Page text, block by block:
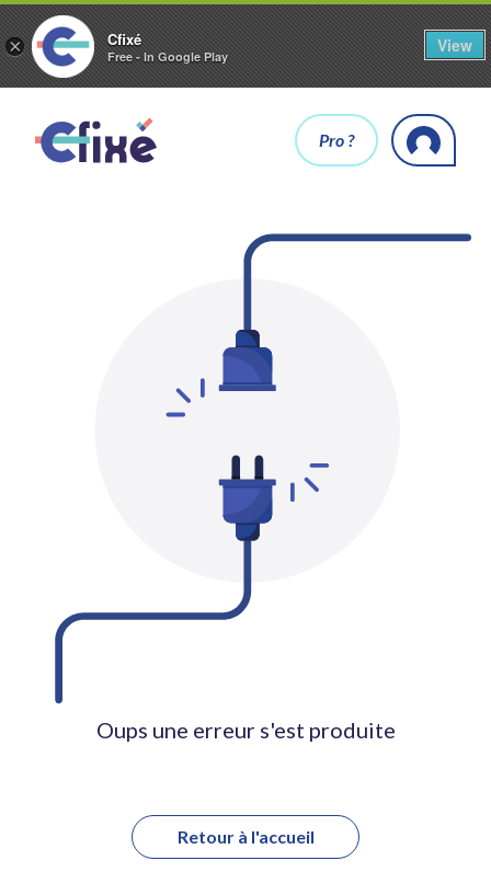
× Cfixé
Free - In Google Play
View
Pro ?
Oups une erreur s'est produite
Retour à l'accueil